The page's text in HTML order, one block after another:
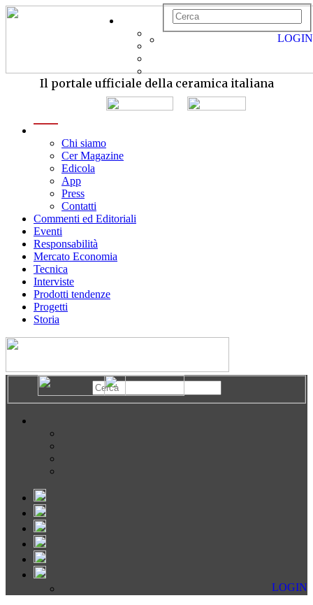
Il portale ufficiale della ceramica italiana
Chi siamo
Cer Magazine
Edicola
App
Press
Contatti
Commenti ed Editoriali
Eventi
Responsabilità
Mercato Economia
Tecnica
Interviste
Prodotti tendenze
Progetti
Storia
LOGIN
LOGIN